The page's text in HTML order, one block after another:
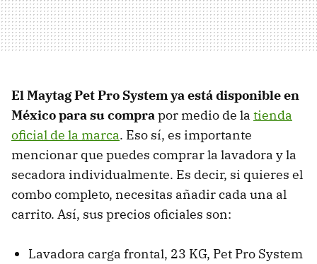
ElMaytag Pet Pro Systemya está disponible en
Méxicopara su comprapor medio de la tienda
oficial de la marca. Eso sí, es importante
mencionar que puedes comprar la lavadora y la
secadora individualmente. Es decir, si quieres el
combo completo, necesitas añadir cada una al
carrito. Así, sus precios oficiales son:
Lavadora carga frontal, 23 KG, Pet Pro System